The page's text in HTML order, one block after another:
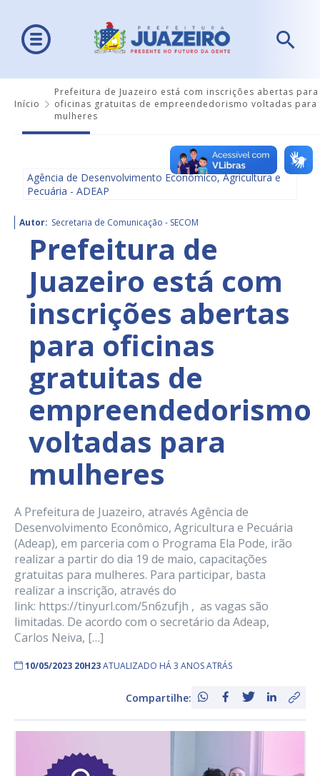
Início
Prefeitura de Juazeiro está com inscrições abertas para
oficinas gratuitas de empreendedorismo voltadas para
mulheres
Agência de Desenvolvimento Econômico, Agricultura e
Pecuária - ADEAP
Autor: Secretaria de Comunicação - SECOM
Prefeitura de
Juazeiro está com
inscrições abertas
para oficinas
gratuitas de
empreendedorismo
voltadas para
mulheres
A Prefeitura de Juazeiro, através Agência de
Desenvolvimento Econômico, Agricultura e Pecuária
(Adeap), em parceria com o Programa Ela Pode, irão
realizar a partir do dia 19 de maio, capacitações
gratuitas para mulheres. Para participar, basta
realizar a inscrição, através do
link: https://tinyurl.com/5n6zufjh , as vagas são
limitadas. De acordo com o secretário da Adeap,
Carlos Neiva, […]
10/05/2023 20H23ATUALIZADO HÁ 3 ANOS ATRÁS
Compartilhe: